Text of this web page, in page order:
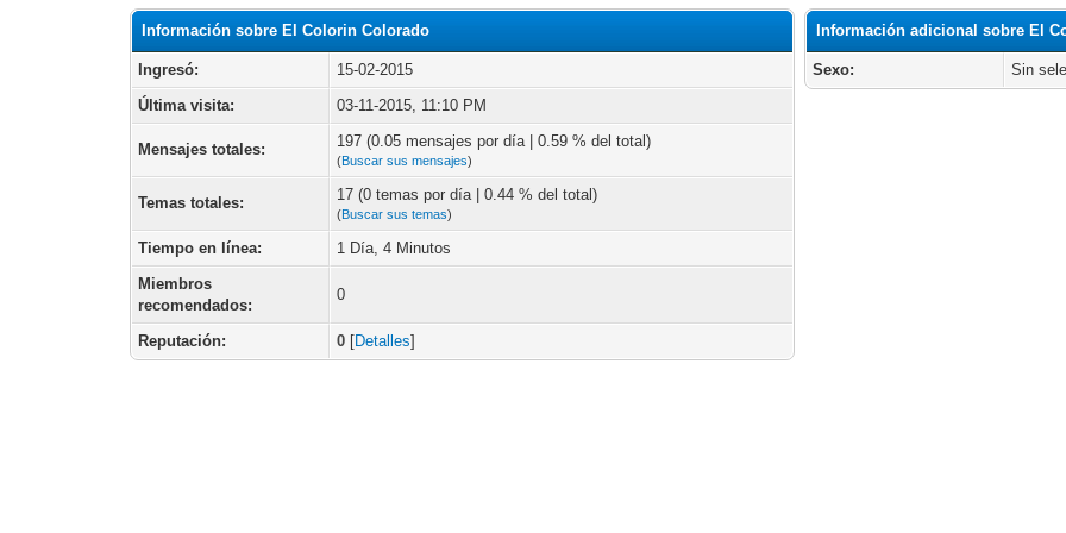
Información sobre El Colorin Colorado
Ingresó:
15-02-2015
Última visita:
03-11-2015, 11:10 PM
Mensajes totales: 197 (0.05 mensajes por día | 0.59 % del total)
(Buscar sus mensajes)
Temas totales: 17 (0 temas por día | 0.44 % del total)
(Buscar sus temas)
Tiempo en línea:
1 Día, 4 Minutos
Miembros
recomendados:
0
Reputación: 0 [Detalles]
Información adicional sobre El
Sexo: Sin